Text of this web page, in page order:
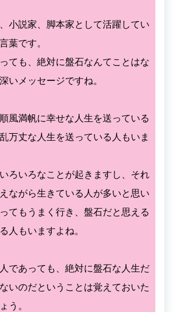
小説家、脚本家として活躍してい
葉です。
ても、絶対に盤石なんてことはな
いメッセージですね。
風満帆に幸せな人生を送っている
万丈な人生を送っている人もいま
ろいろなことが起きますし、それ
ながら生きている人が多いと思い
てもうまく行き、盤石だと思える
人もいますよね。
であっても、絶対に盤石な人生だ
いのだということは覚えておいた
う。